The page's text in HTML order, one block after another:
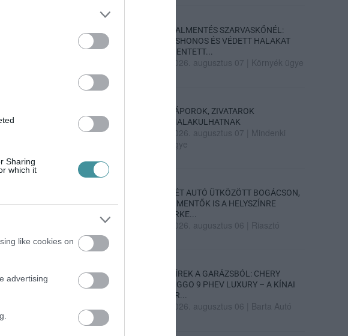
Sharing
which it
like cookies on
advertising
ügye:
(Bár
bérli
HALMENTÉS SZARVASKŐNÉL:
ŐSHONOS ÉS VÉDETT HALAKAT
MENTETT...
2026. augusztus 07 Környék ügye
ZÁPOROK, ZIVATAROK
KIALAKULHATNAK
2026. augusztus 07
Mindenki
ügye
KÉT AUTÓ ÜTKÖZÖTT BOGÁCSON,
A MENTŐK IS A HELYSZÍNRE
ÉRKE...
2026. augusztus 06 Riasztó
HÍREK A GARÁZSBÓL: CHERY
TIGGO 9 PHEV LUXURY – A KÍNAI
PR...
2026. augusztus 06 Barta Autó